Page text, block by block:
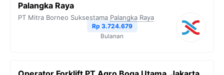
Palangka Raya
PT Mitra Borneo Suksestama Palangka Raya
Rp 3.724.679
Bulanan